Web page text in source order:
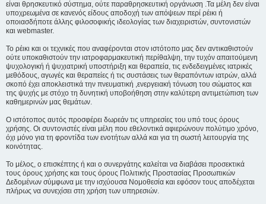
είναι θρησκευτικό σύστημα, ούτε παραθρησκευτική οργάνωση .Τα μέλη δεν είναι
υποχρεωμένα σε κανενός είδους αποδοχή των απόψεων περί ρέικι ή
οποιασδήποτε άλλης φιλοσοφικής ιδεολογίας των διαχειριστών, συντονιστών
και webmaster.
Το ρέικι και οι τεχνικές που αναφέρονται στον ιστότοπο μας δεν αντικαθιστούν
ούτε υποκαθιστούν την ιατροφαρμακευτική περίθαλψη, την τυχόν απαιτούμενη
ψυχολογική ή ψυχιατρική υποστήριξη και θεραπεία, τις ενδεδειγμένες ιατρικές
μεθόδους, αγωγές και θεραπείες ή τις συστάσεις των θεραπόντων ιατρών, αλλά
σκοπό έχει αποκλειστικά την πνευματική ,ενεργειακή τόνωση του σώματος και
της ψυχής με στόχο τη δυνητική υποβοήθηση στην καλύτερη αντιμετώπιση των
καθημερινών μας θεμάτων.
Ο ιστότοπος αυτός προσφέρει δωρεάν τις υπηρεσίες του υπό τους όρους
χρήσης. Οι συντονιστές είναι μέλη που εθελοντικά αφιερώνουν πολύτιμο χρόνο,
όχι μόνο για τη φροντίδα των ενοτήτων αλλά και για τη σωστή λειτουργία της
κοινότητας.
Το μέλος, ο επισκέπτης ή και ο συνεργάτης καλείται να διαβάσει προσεκτικά
τους όρους χρήσης και τους όρους Πολιτικής Προστασίας Προσωπικών
Δεδομένων σύμφωνα με την ισχύουσα Νομοθεσία και εφόσον τους αποδέχεται
πλήρως να συνεχίσει στη χρήση των υπηρεσιών.